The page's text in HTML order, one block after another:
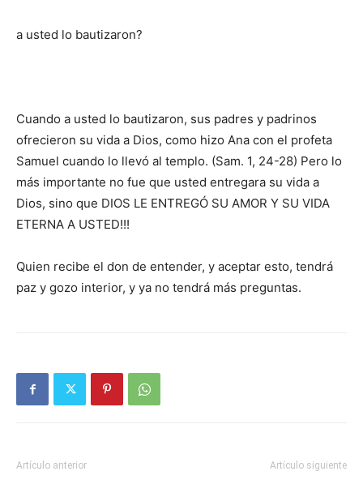
a usted lo bautizaron?
Cuando a usted lo bautizaron, sus padres y padrinos
ofrecieron su vida a Dios, como hizo Ana con el profeta
Samuel cuando lo llevó al templo. (Sam. 1, 24-28) Pero lo
más importante no fue que usted entregara su vida a
Dios, sino que DIOS LE ENTREGÓ SU AMOR Y SU VIDA
ETERNA A USTED!!!
Quien recibe el don de entender, y aceptar esto, tendrá
paz y gozo interior, y ya no tendrá más preguntas.
Artículo anterior Artículo siguiente